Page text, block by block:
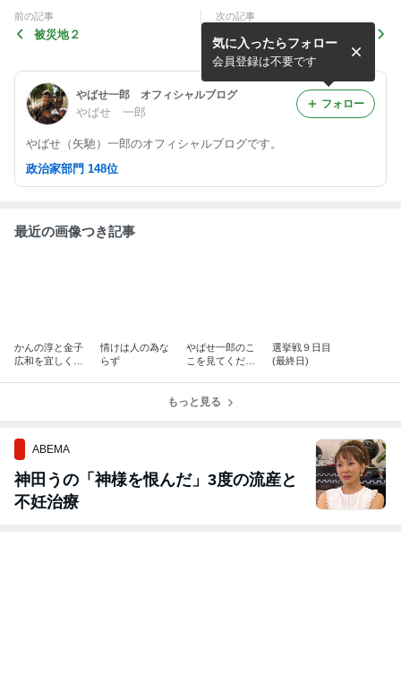
前の記事
被災地２
次の記事
やばせ一郎 オフィシャルブログ
やばせ 一郎
やばせ（矢馳）一郎のオフィシャルブログです。
気に入ったらフォロー
会員登録は不要です
フォロー
政治家部門 148位
最近の画像つき記事
かんの淳と金子
広和を宜しくお
情けは人の為な
らず
やばせ一郎のこ
こを見てくださ
選挙戦９日目
(最終日)
もっと見る
ABEMA
神田うの「神様を恨んだ」3度の流産と
不妊治療